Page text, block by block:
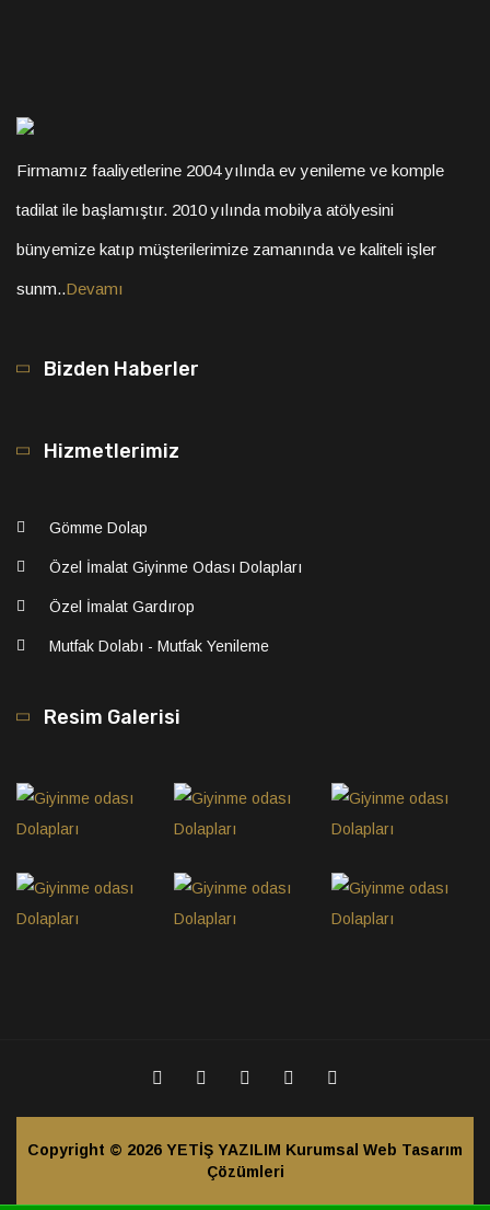
Firmamız faaliyetlerine 2004 yılında ev yenileme ve komple
tadilat ile başlamıştır. 2010 yılında mobilya atölyesini
bünyemize katıp müşterilerimize zamanında ve kaliteli işler
sunm..Devamı
Bizden Haberler
Hizmetlerimiz
Gömme Dolap
Özel İmalat Giyinme Odası Dolapları
Özel İmalat Gardırop
Mutfak Dolabı - Mutfak Yenileme
Resim Galerisi
Copyright © 2026 YETİŞ YAZILIM Kurumsal Web Tasarım
Çözümleri